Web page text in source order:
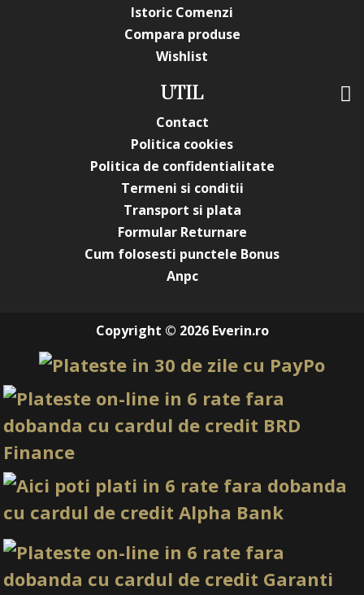
Istoric Comenzi
Compara produse
Wishlist
UTIL
Contact
Politica cookies
Politica de confidentialitate
Termeni si conditii
Transport si plata
Formular Returnare
Cum folosesti punctele Bonus
Anpc
Copyright © 2026 Everin.ro